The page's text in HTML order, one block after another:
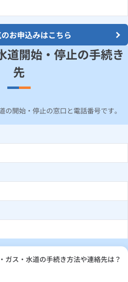
お申込みはこちら
道開始・停止の手続き
先
開始・停止の窓口と電話番号です。
ガス・水道の手続き方法や連絡先は？